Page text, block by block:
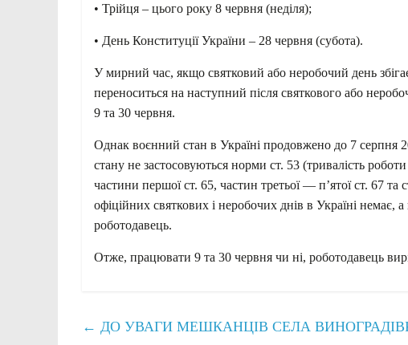
• Трійця – цього року 8 червня (неділя);
• День Конституції України – 28 червня (субота).
Умирний час, якщо святковий або неробочий день
переноситься на наступний після святкового або
9 та 30 червня.
Однак воєнний стан в Україні продовжено до 7 серпня
стану не застосовуються норми ст. 53 (тривалість
частини першої ст. 65, частин третьої — п’ятої ст. 67
офіційних святкових і неробочих днів в Україні немає,
роботодавець.
Отже, працювати 9 та 30 червня чи ні, роботодавець
← ДО УВАГИ МЕШКАНЦІВ СЕЛА